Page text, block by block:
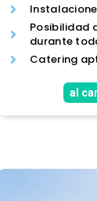
Posibilidad
durante
Catering
al